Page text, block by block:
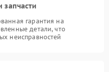
запчасти
гарантия на
детали, что
неисправностей